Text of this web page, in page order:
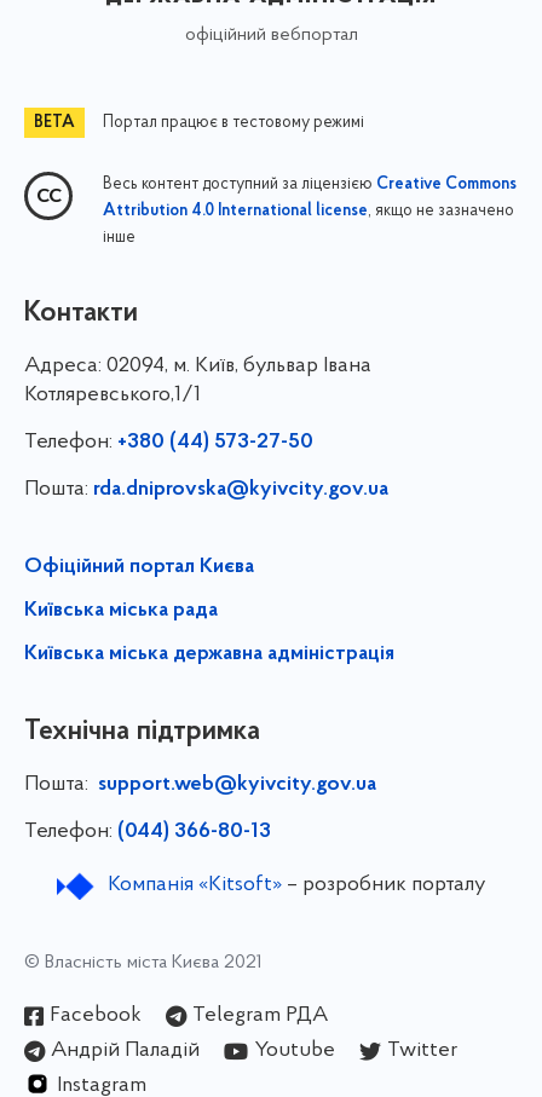
офіційний вебпортал
Портал працює в тестовому режимі
Весь контент доступний за ліцензією Creative Commons
Attribution 4.0 International license, якщо не зазначено
інше
Контакти
Адреса: 02094, м. Київ, бульвар Івана
Котляревського,1/1
Телефон: +380 (44) 573-27-50
Пошта: rda.dniprovska@kyivcity.gov.ua
Офіційний портал Києва
Київська міська рада
Київська міська державна адміністрація
Технічна підтримка
Пошта: support.web@kyivcity.gov.ua
Телефон: (044) 366-80-13
Компанія «Kitsoft»– розробник порталу
© Власність міста Києва 2021
Facebook
Telegram РДА
Андрій Паладій
Youtube
Twitter
Instagram